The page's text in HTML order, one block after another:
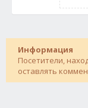
Информация
Посетители,
оставлять